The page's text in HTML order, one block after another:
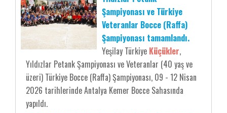
Şampiyonası ve Türkiye
Veteranlar Bocce (Raffa)
Şampiyonası tamamlandı.
Yeşilay Türkiye Küçükler,
Yıldızlar Petank Şampiyonası ve Veteranlar (40 yaş ve
üzeri) Türkiye Bocce (Raffa) Şampiyonası, 09 - 12 Nisan
2026 tarihlerinde Antalya Kemer Bocce Sahasında
yapıldı.